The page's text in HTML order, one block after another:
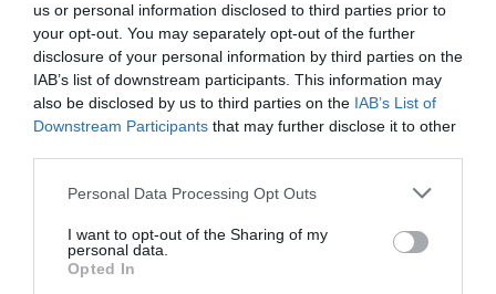
us or personal information disclosed to third parties prior to
your opt-out. You may separately opt-out of the further
disclosure of your personal information by third parties on the
IAB’s list of downstream participants. This information may
also be disclosed by us to third parties on the IAB’s List of
Downstream Participants that may further disclose it to other
Please note that this website/app uses one or more Google
not limited to your visit or usage behaviour. You may click to
grant or deny consent to Google and its third-party tags to
use your data for below specified purposes in below Google
Personal Data Processing Opt Outs
I want to opt-out of the Sharing of my
personal data.
Opted In
συνυπογράψει για την ανάδειξη της σημασίας και την προώθηση
της εθελοντικής αιμοδοσίας με τη συνδρομή του εμπορικού
κόσμου.
Ακολουθήστε τοfoodlife.gr στο Google
Newsκαι μάθετε πρώτοι όλες τις ειδήσεις
TAGS: ΣΤΑΥΡΟΣ ΚΑΦΟΥΝΗΣ